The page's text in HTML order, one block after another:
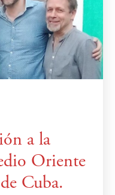
a la
Oriente
Cuba.